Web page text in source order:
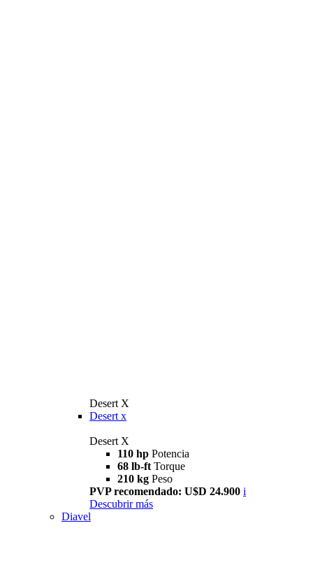
Desert X
Desert x
Desert X
110 hp Potencia
68 lb-ft Torque
210 kg Peso
PVP recomendado: U$D 24.900 i
Descubrir más
Diavel